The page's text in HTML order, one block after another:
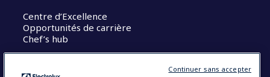
Centre d’Excellence
Opportunités de carrière
Chef’s hub
Continuer sans accepter